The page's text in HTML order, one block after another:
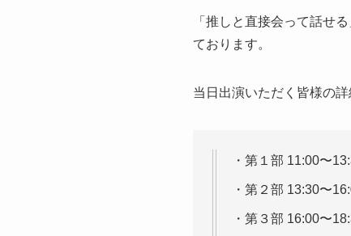
「推しと直接会って話せ
ております。
当日出演いただく皆様の
・第１部 11:00〜
・第２部 13:30〜
・第３部 16:00〜